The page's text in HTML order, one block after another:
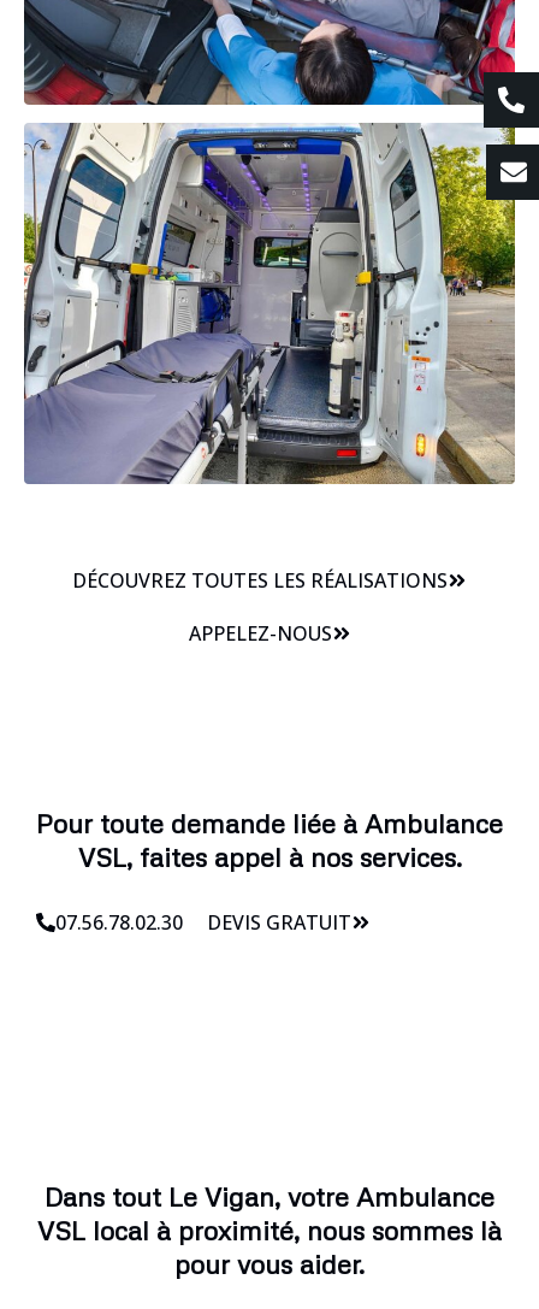
DÉCOUVREZ TOUTES LES RÉALISATIONS
APPELEZ-NOUS
Pour toute demande liée à Ambulance
VSL, faites appel à nos services.
07.56.78.02.30 DEVIS GRATUIT
Dans tout Le Vigan, votre Ambulance
VSL local à proximité, nous sommes là
pour vous aider.